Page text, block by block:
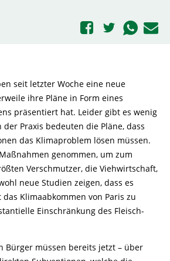
seit letzter Woche eine neue
ihre Pläne in Form eines
präsentiert hat. Leider gibt es wenig
Praxis bedeuten die Pläne, dass
das Klimaproblem lösen müssen.
genommen, um zum
Verschmutzer, die Viehwirtschaft,
neue Studien zeigen, dass es
Klimaabkommen von Paris zu
Einschränkung des Fleisch-
Bürger müssen bereits jetzt – über